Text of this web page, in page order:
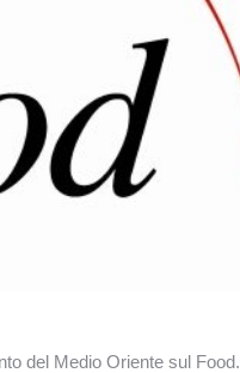
del Medio Oriente sul Food.